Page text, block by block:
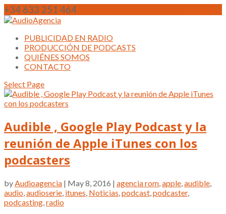
+34 633 251 464
PUBLICIDAD EN RADIO
PRODUCCIÓN DE PODCASTS
QUIÉNES SOMOS
CONTACTO
Select Page
Audible , Google Play Podcast y la
reunión de Apple iTunes con los
podcasters
byAudioagencia | May 8, 2016 | agencia rom,apple,audible,
audio,audioserie, itunes, Noticias,podcast,podcaster,
podcasting,radio